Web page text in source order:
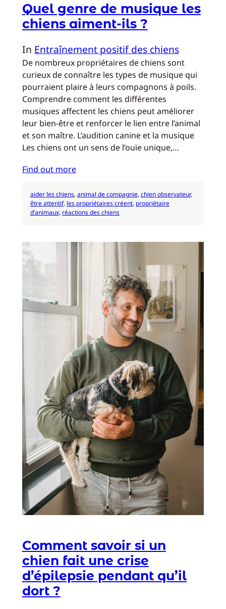
Quel genre de musique les
chiens aiment-ils ?
In Entraînement positif des chiens
De nombreux propriétaires de chiens sont
curieux de connaître les types de musique qui
pourraient plaire à leurs compagnons à poils.
Comprendre comment les différentes
musiques affectent les chiens peut améliorer
leur bien-être et renforcer le lien entre l’animal
et son maître. L’audition canine et la musique
Les chiens ont un sens de l’ouïe unique,…
Find out more
aider les chiens, animal de compagnie, chien observateur
être attentif, les propriétaires créent, propriétaire
d’animaux, réactions des chiens
Comment savoir si un
chien fait une crise
d’épilepsie pendant qu’il
dort ?